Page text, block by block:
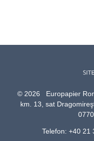
© 2026 Europapier
km. 13, sat
Telefon: +40 21